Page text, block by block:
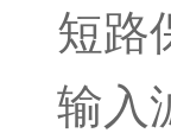
短路
输入